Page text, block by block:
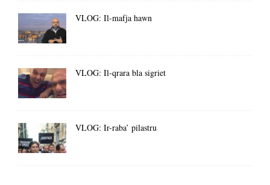
VLOG: Il-mafja hawn
VLOG: Il-qrara bla sigriet
VLOG: Ir-raba’ pilastru